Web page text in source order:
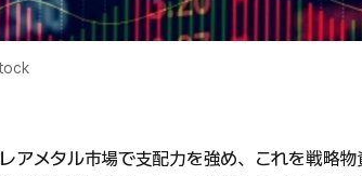
アメタル市場で支配力を強め、これを戦略物